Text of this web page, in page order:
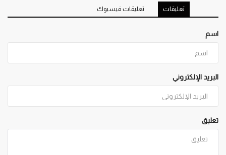
تعليقات تعليقات فيسبوك
اسم
البريد الإلكتروني
تعليق